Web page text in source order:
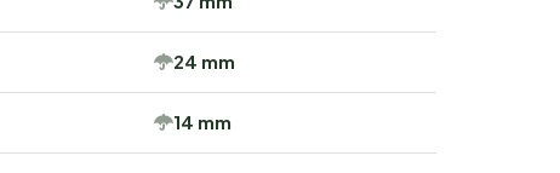
24 mm
14 mm